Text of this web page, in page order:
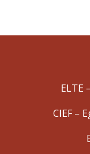
ELTE
CIEF –